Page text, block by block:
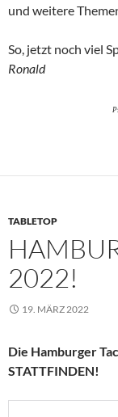
und weitere
So, jetzt noch viel
Ronald
TABLETOP
2022!
19. MÄRZ 2022
Die Hamburger
STATTFINDEN!